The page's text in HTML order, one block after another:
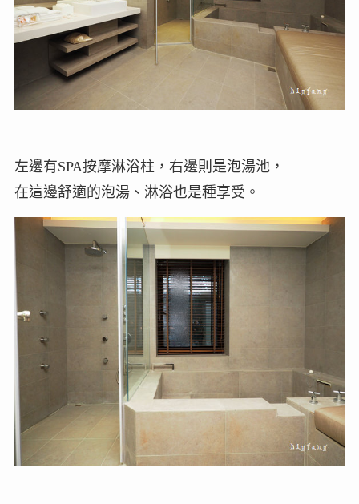
左邊有SPA按摩淋浴柱，右邊則是泡湯池，
在這邊舒適的泡湯、淋浴也是種享受。